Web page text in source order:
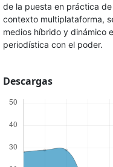
de la puesta en práctica
contexto multiplataforma,
medios híbrido y dinámico
periodística con el poder.
Descargas